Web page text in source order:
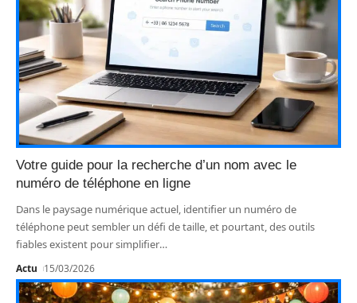
Votre guide pour la recherche d’un nom avec le
numéro de téléphone en ligne
Dans le paysage numérique actuel, identifier un numéro de
téléphone peut sembler un défi de taille, et pourtant, des outils
fiables existent pour simplifier…
Actu 15/03/2026